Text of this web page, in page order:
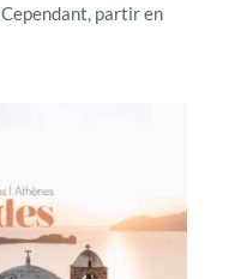
partir en